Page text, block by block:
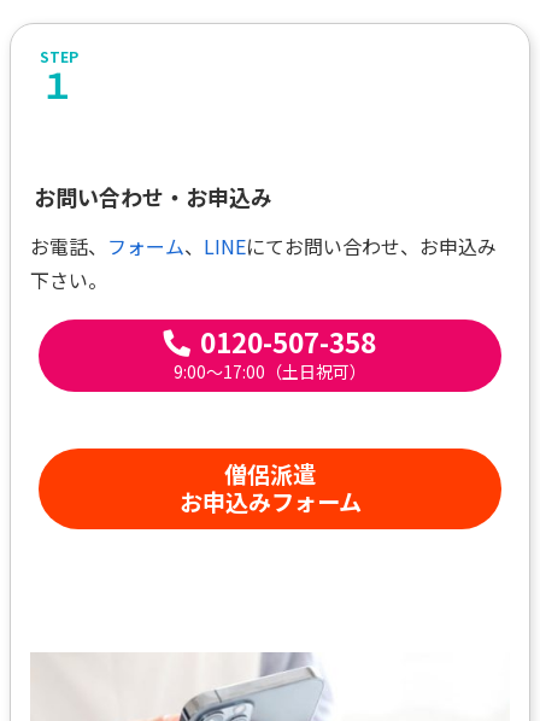
１
お問い合わせ・お申込み
お電話、 フォーム、 LINEにてお問い合わせ、お申込み
下さい。
0120-507-358
9:00～17:00（土日祝可）
僧侶派遣
お申込みフォーム